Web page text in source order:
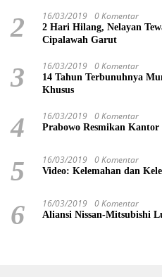
2 16/03/2019 0 Komentar
2 Hari Hilang, Nelayan
Cipalawah Garut
3 16/03/2019 0 Komentar
14 Tahun Terbunuhnya
Khusus
4 16/03/2019 0 Komentar
Prabowo Resmikan
5 16/03/2019 0 Komentar
Video: Kelemahan dan
6 16/03/2019 0 Komentar
Aliansi Nissan-Mitsubishi